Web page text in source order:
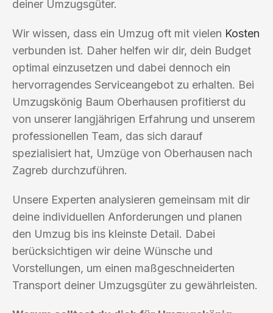
deiner Umzugsgüter.
Wir wissen, dass ein Umzug oft mit vielen Kosten
verbunden ist. Daher helfen wir dir, dein Budget
optimal einzusetzen und dabei dennoch ein
hervorragendes Serviceangebot zu erhalten. Bei
Umzugskönig Baum Oberhausen profitierst du
von unserer langjährigen Erfahrung und unserem
professionellen Team, das sich darauf
spezialisiert hat, Umzüge von Oberhausen nach
Zagreb durchzuführen.
Unsere Experten analysieren gemeinsam mit dir
deine individuellen Anforderungen und planen
den Umzug bis ins kleinste Detail. Dabei
berücksichtigen wir deine Wünsche und
Vorstellungen, um einen maßgeschneiderten
Transport deiner Umzugsgüter zu gewährleisten.